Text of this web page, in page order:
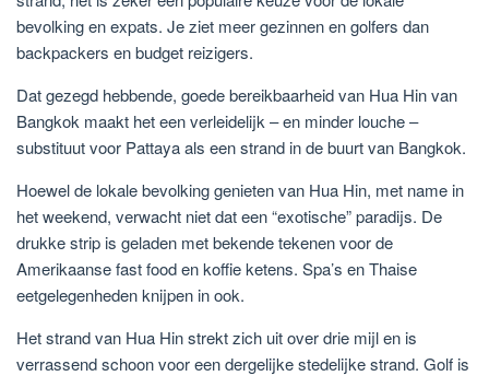
bevolking en expats. Je ziet meer gezinnen en golfers dan
backpackers en budget reizigers.
Dat gezegd hebbende, goede bereikbaarheid van Hua Hin van
Bangkok maakt het een verleidelijk – en minder louche –
substituut voor Pattaya als een strand in de buurt van Bangkok.
Hoewel de lokale bevolking genieten van Hua Hin, met name in
het weekend, verwacht niet dat een “exotische” paradijs. De
drukke strip is geladen met bekende tekenen voor de
Amerikaanse fast food en koffie ketens. Spa’s en Thaise
eetgelegenheden knijpen in ook.
Het strand van Hua Hin strekt zich uit over drie mijl en is
verrassend schoon voor een dergelijke stedelijke strand. Golf is